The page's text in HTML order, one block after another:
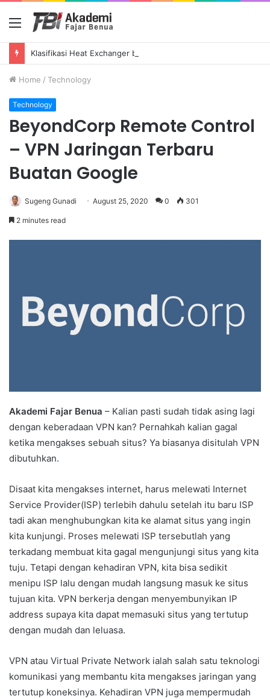
Menu
Home / Technology
Technology
BeyondCorp Remote Control
– VPN Jaringan Terbaru
Buatan Google
Sugeng Gunadi August 25, 2020 0 301
2 minutes read
Akademi Fajar Benua – Kalian pasti sudah tidak asing lagi
dengan keberadaan VPN kan? Pernahkah kalian gagal
ketika mengakses sebuah situs? Ya biasanya disitulah VPN
dibutuhkan.
Disaat kita mengakses internet, harus melewati Internet
Service Provider(ISP) terlebih dahulu setelah itu baru ISP
tadi akan menghubungkan kita ke alamat situs yang ingin
kita kunjungi. Proses melewati ISP tersebutlah yang
terkadang membuat kita gagal mengunjungi situs yang kita
tuju. Tetapi dengan kehadiran VPN, kita bisa sedikit
menipu ISP lalu dengan mudah langsung masuk ke situs
tujuan kita. VPN berkerja dengan menyembunyikan IP
address supaya kita dapat memasuki situs yang tertutup
dengan mudah dan leluasa.
VPN atau Virtual Private Network ialah salah satu teknologi
komunikasi yang membantu kita mengakses jaringan yang
tertutup koneksinya. Kehadiran VPN juga mempermudah